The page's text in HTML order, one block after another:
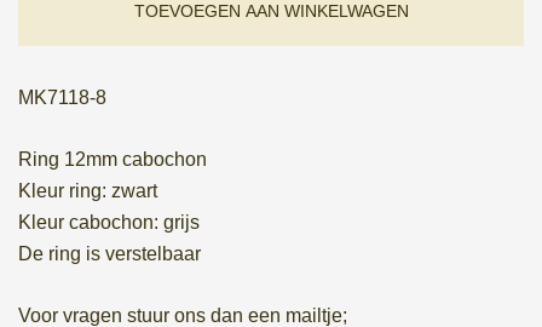
TOEVOEGEN AAN WINKELWAGEN
MK7118-8
Ring 12mm cabochon
Kleur ring: zwart
Kleur cabochon: grijs
De ring is verstelbaar
Voor vragen stuur ons dan een mailtje;